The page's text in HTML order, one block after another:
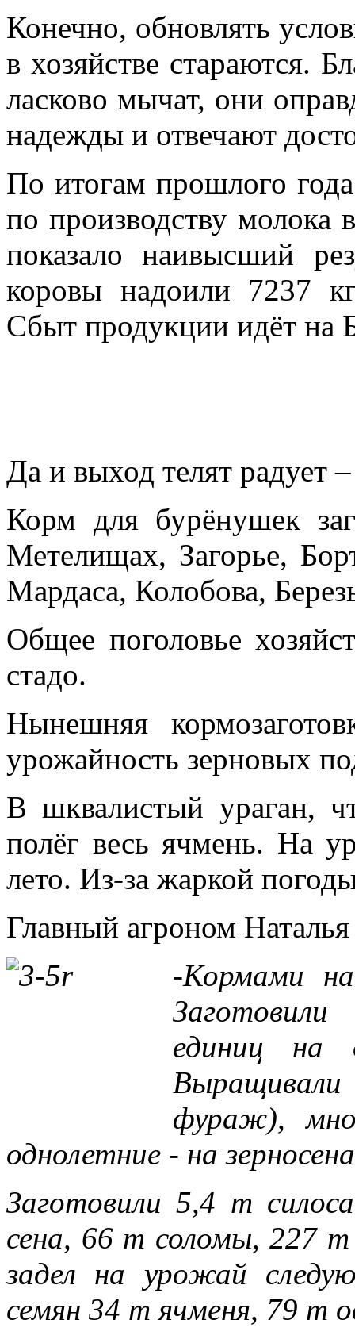
Конечно, обновлять
в хозяйстве стараются.
ласково мычат, они
надежды и отвечают
По итогам прошлого
по производству молока
показало наивысший
коровы надоили 7237
Сбыт продукции идёт на
Да и выход телят радует
Корм для бурёнушек
Метелищах, Загорье,
Мардаса, Колобова,
Общее поголовье
стадо.
Нынешняя
урожайность зерновых
В шквалистый ураган,
полёг весь ячмень. На
лето. Из-за жаркой
Главный агроном
-Кормами
единиц на
фураж),
однолетние - на
Заготовили 5,4 т
сена, 66 т соломы, 227
задел на урожай
семян 34 т ячменя, 79 т